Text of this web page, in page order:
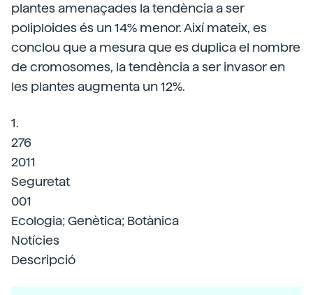
plantes amenaçades la tendència a ser
poliploides és un 14% menor. Així mateix, es
conclou que a mesura que es duplica el nombre
de cromosomes, la tendència a ser invasor en
les plantes augmenta un 12%.
1.
276
2011
Seguretat
001
Ecologia; Genètica; Botànica
Notícies
Descripció